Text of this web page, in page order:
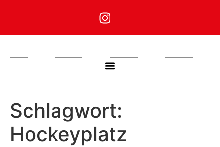
Schlagwort:
Hockeyplatz